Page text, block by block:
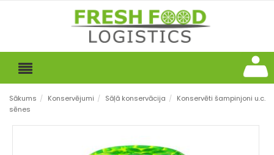
Sākums / Konservējumi / Sāļā konservācija / Konservēti šampinjoni u.c.
sēnes